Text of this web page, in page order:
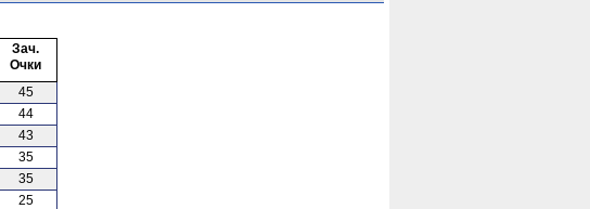
Зач.
Очки
45
44
43
35
35
25